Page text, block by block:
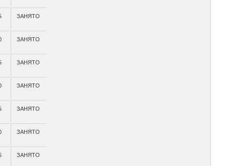
ЗАНЯТО
ЗАНЯТО
ЗАНЯТО
ЗАНЯТО
ЗАНЯТО
ЗАНЯТО
ЗАНЯТО